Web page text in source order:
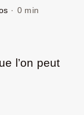
· 0 min
l’on peut